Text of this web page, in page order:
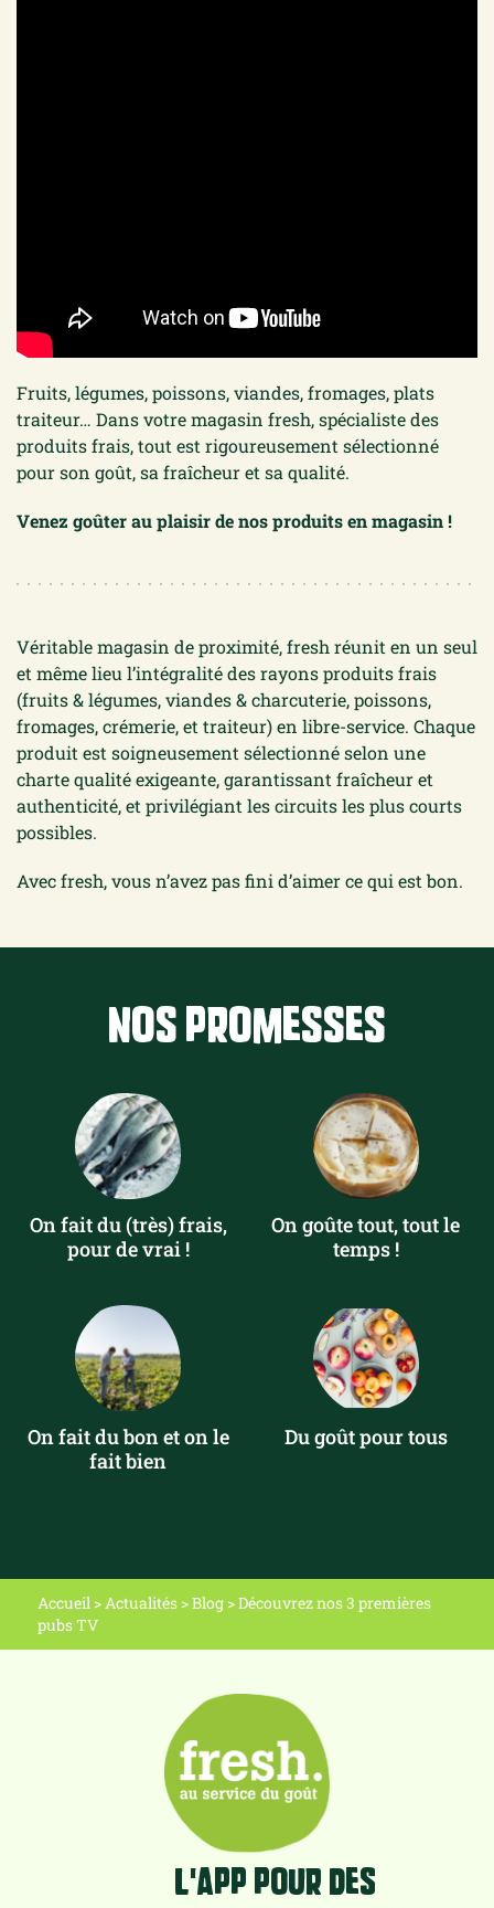
Fruits, légumes, poissons, viandes, fromages, plats
traiteur… Dans votre magasin fresh, spécialiste des
produits frais, tout est rigoureusement sélectionné
pour son goût, sa fraîcheur et sa qualité.
Venez goûter au plaisir de nos produits en magasin !
Véritable magasin de proximité, fresh réunit en un seul
et même lieu l’intégralité des rayons produits frais
(fruits & légumes, viandes & charcuterie, poissons,
fromages, crémerie, et traiteur) en libre-service. Chaque
produit est soigneusement sélectionné selon une
charte qualité exigeante, garantissant fraîcheur et
authenticité, et privilégiant les circuits les plus courts
possibles.
Avec fresh, vous n’avez pas fini d’aimer ce qui est bon.
Nos promesses
On fait du (très) frais,
pour de vrai !
On goûte tout, tout le
temps !
On fait du bon et on le
fait bien
Du goût pour tous
Accueil>Actualités>Blog>Découvrez nos 3 premières
pubs TV
L'app pour des